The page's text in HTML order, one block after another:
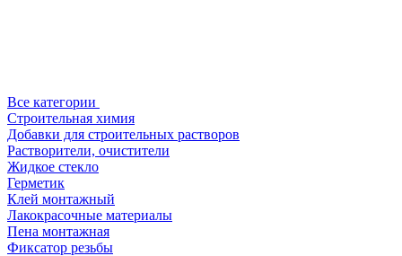
Все категории
Строительная химия
Добавки для строительных растворов
Растворители, очистители
Жидкое стекло
Герметик
Клей монтажный
Лакокрасочные материалы
Пена монтажная
Фиксатор резьбы